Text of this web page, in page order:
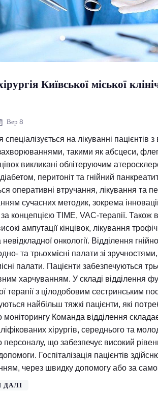
Гнійна хірургія Київської
№10
Med - Вер 8
Відділення спеціалізується на
гнійними захворюваннями, такими
нижніх кінцівок викликані
цукровим діабетом, перитоніт та
проводяться оперативні втручання,
використанням сучасних методик,
лікування за концепцією TIME, VAC-
низькі та високі ампутації кінцівок,
бешихи та невідкладної онкології.
50 ліжок, одно- та трьохмісні палати